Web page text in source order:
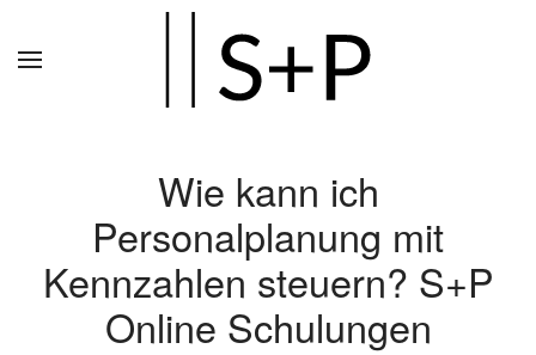
Wie kann ich
Personalplanung mit
Kennzahlen steuern? S+P
Online Schulungen